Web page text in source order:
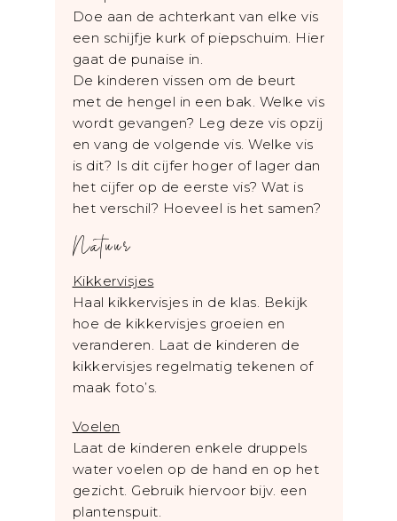
Doe aan de achterkant van elke vis
een schijfje kurk of piepschuim. Hier
gaat de punaise in.
De kinderen vissen om de beurt
met de hengel in een bak. Welke vis
wordt gevangen? Leg deze vis opzij
en vang de volgende vis. Welke vis
is dit? Is dit cijfer hoger of lager dan
het cijfer op de eerste vis? Wat is
het verschil? Hoeveel is het samen?
Natuur
Kikkervisjes
Haal kikkervisjes in de klas. Bekijk
hoe de kikkervisjes groeien en
veranderen. Laat de kinderen de
kikkervisjes regelmatig tekenen of
maak foto’s.
Voelen
Laat de kinderen enkele druppels
water voelen op de hand en op het
gezicht. Gebruik hiervoor bijv. een
plantenspuit.